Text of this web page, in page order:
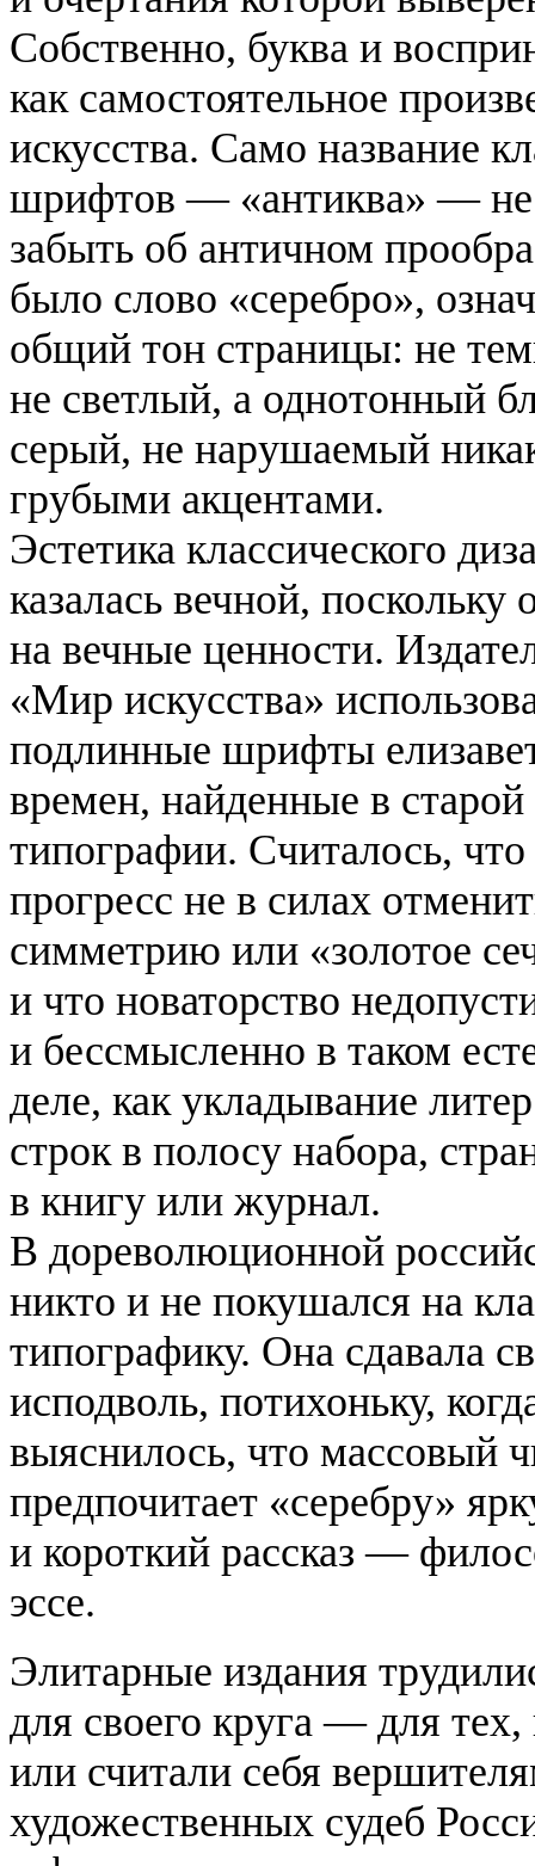
Собственно, буква и
как самостоятельное
искусства. Само название
шрифтов — «антиква» — не
забыть об античном
было слово «серебро»,
общий тон страницы: не
не светлый, а однотонный
серый, не нарушаемый
грубыми акцентами.
Эстетика классического
казалась вечной, поскольку
на вечные ценности.
«Мир искусства»
подлинные шрифты
времен, найденные в старой
типографии. Считалось, что
прогресс не в силах
симметрию или «золотое
и что новаторство
и бессмысленно в таком
деле, как укладывание
строк в полосу набора,
в книгу или журнал.
В дореволюционной
никто и не покушался на
типографику. Она сдавала
исподволь, потихоньку,
выяснилось, что массовый
предпочитает «серебру»
и короткий рассказ —
эссе.
Элитарные издания
для своего круга — для
или считали себя
художественных судеб